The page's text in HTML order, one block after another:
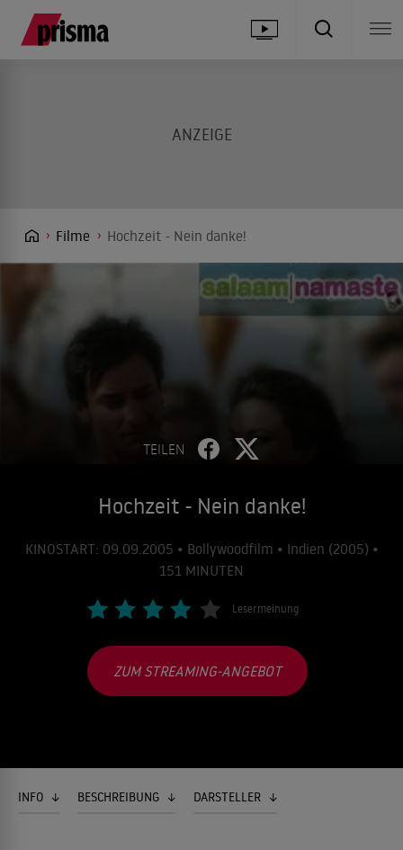
Filme Hochzeit - Nein danke!
TEILEN
Hochzeit - Nein danke!
KINOSTART: 09.09.2005 • Bollywoodfilm • Indien (2005) •
151 MINUTEN
Lesermeinung
ZUM STREAMING-ANGEBOT
INFO BESCHREIBUNG DARSTELLER